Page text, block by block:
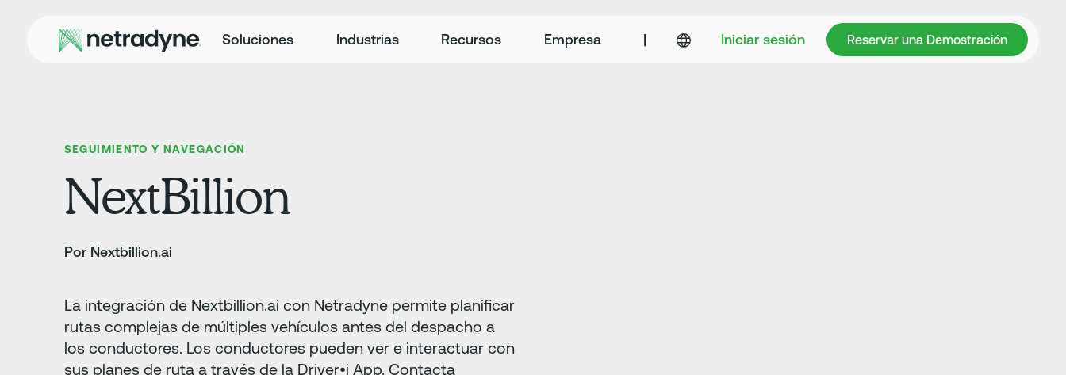
Soluciones Industrias Recursos Empresa | Iniciar sesión Reservar una Demostración
Reservar una Demostración
SEGUIMIENTO Y NAVEGACIÓN
NextBillion
Por Nextbillion.ai
La integración de Nextbillion.ai con Netradyne permite planificar
rutas complejas de múltiples vehículos antes del despacho a
los conductores. Los conductores pueden ver e interactuar con
sus planes de ruta a través de la Driver•i App. Contacta